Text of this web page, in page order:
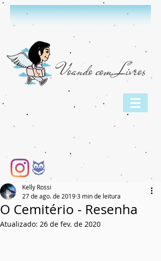
Voando com Livros
O Cemitério - Resenha
Kelly Rossi
27 de ago. de 20193 min de leitura
Atualizado: 26 de fev. de 2020